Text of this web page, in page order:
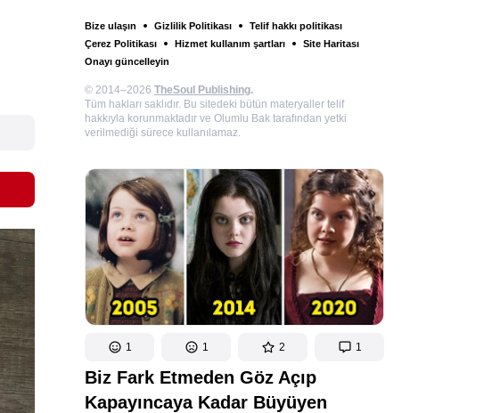
Bize ulaşın Gizlilik Politikası
Telif hakkı politikası
Çerez Politikası
Hizmet kullanım şartları
Site Haritası
Onayı güncelleyin
© 2014–2026 TheSoul Publishing.
Tüm hakları saklıdır. Bu sitedeki bütün materyaller telif
hakkıyla korunmaktadır ve Olumlu Bak tarafından yetki
verilmediği sürece kullanılamaz.
1 1 2 1
Biz Fark Etmeden Göz Açıp
Kapayıncaya Kadar Büyüyen